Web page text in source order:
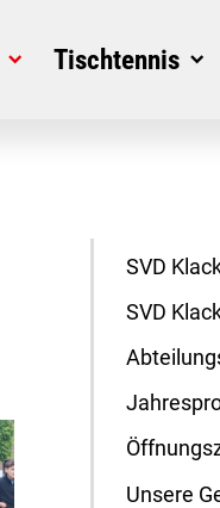
Tischtennis
SVD
SVD
Unsere